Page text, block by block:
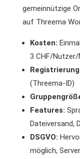
gemeinnützige
auf Threema
Kosten:
3 CHF/Nutzer/
(Threema-ID)
Features:
Dateiversand,
DSGVO:
möglich,